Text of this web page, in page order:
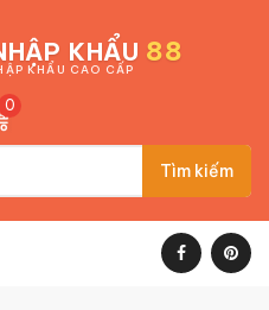
KHẨU 88
KHẨU CAO CẤP
0
Tìm kiếm